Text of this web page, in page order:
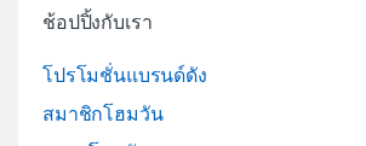
ช้อปปิ้งกับเรา
โปรโมชั่นแบรนด์ดัง
สมาชิกโฮมวัน